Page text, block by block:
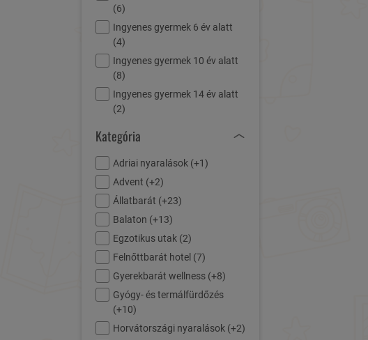
(6)
Ingyenes gyermek 6 év alatt
(4)
Ingyenes gyermek 10 év alatt
(8)
Ingyenes gyermek 14 év alatt
(2)
Kategória
Adriai nyaralások (+1)
Advent (+2)
Állatbarát (+23)
Balaton (+13)
Egzotikus utak (2)
Felnőttbarát hotel (7)
Gyerekbarát wellness (+8)
Gyógy- és termálfürdőzés
(+10)
Horvátországi nyaralások (+2)